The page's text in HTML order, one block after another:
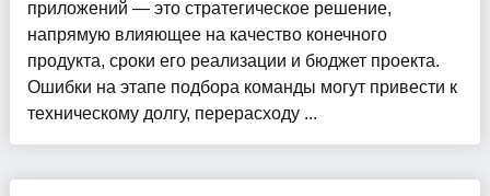
приложений — это стратегическое решение,
напрямую влияющее на качество конечного
продукта, сроки его реализации и бюджет проекта.
Ошибки на этапе подбора команды могут привести к
техническому долгу, перерасходу ...